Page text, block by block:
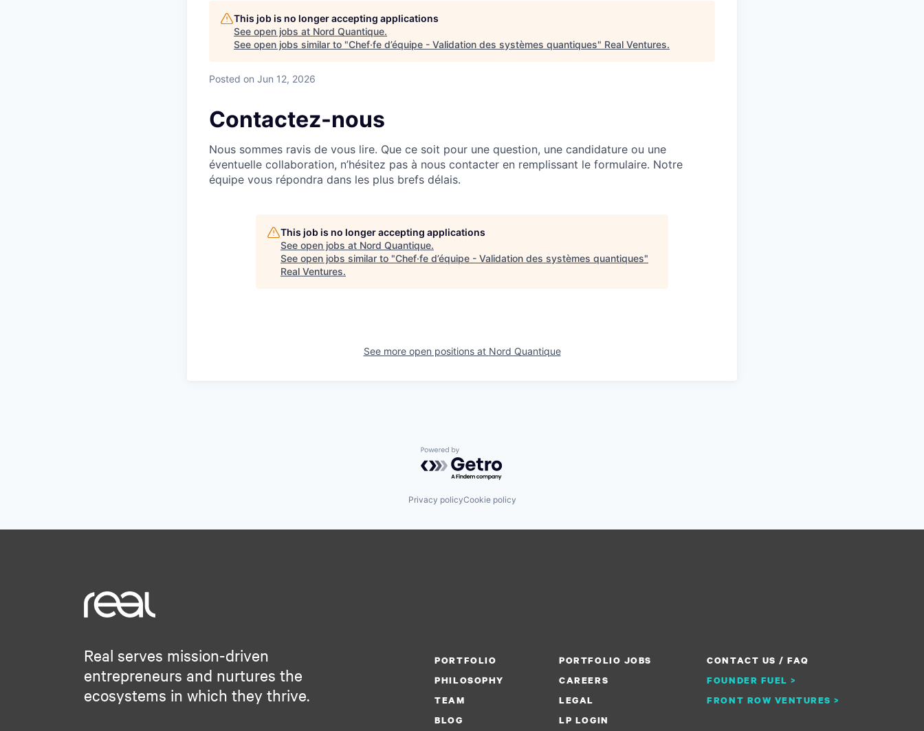
This job is no longer accepting applications
See open jobs at Nord Quantique.
See open jobs similar to "Chef·fe d’équipe - Validation des systèmes quantiques" Real Ventures.
Posted on Jun 12, 2026
Contactez-nous
Nous sommes ravis de vous lire. Que ce soit pour une question, une candidature ou une
éventuelle collaboration, n’hésitez pas à nous contacter en remplissant le formulaire. Notre
équipe vous répondra dans les plus brefs délais.
This job is no longer accepting applications
See open jobs at Nord Quantique.
See open jobs similar to "Chef·fe d’équipe - Validation des systèmes quantiques"
Real Ventures.
See more open positions at Nord Quantique
Powered by Getro.com
Privacy policyCookie policy
Real serves mission-driven
entrepreneurs and nurtures the
ecosystems in which they thrive.
PORTFOLIO PORTFOLIO JOBS
CONTACT US / FAQ
PHILOSOPHY
CAREERS
FOUNDER FUEL >
TEAM
LEGAL
FRONT ROW VENTURES >
BLOG
LP LOGIN